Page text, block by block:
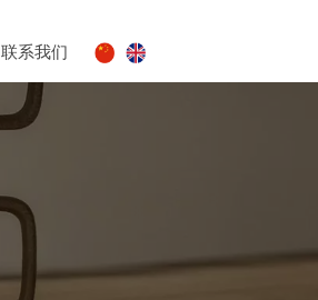
联系我们